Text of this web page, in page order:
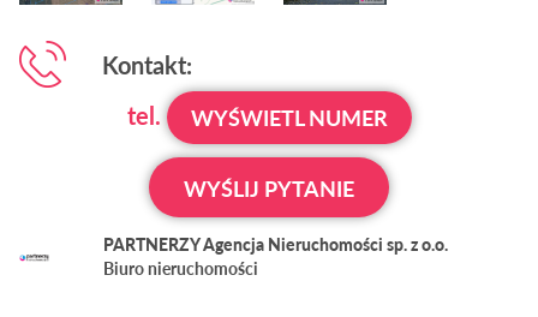
Kontakt:
tel.
WYŚWIETL NUMER
WYŚLIJ PYTANIE
PARTNERZY Agencja Nieruchomości sp. z o.o.
Biuro nieruchomości